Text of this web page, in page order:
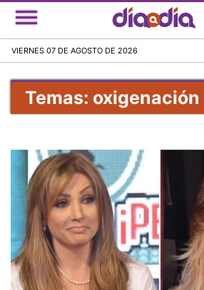
Pasar
al
principal
VIERNES 07 DE AGOSTO DE 2026
Temas: oxigenación